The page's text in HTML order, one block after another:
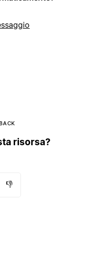
risorsa?
👎